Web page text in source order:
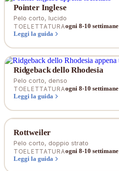
Pointer Inglese
Pelo corto, lucido
TOELETTATURAogni 8-10 settimane
Leggi la guida
Ridgeback dello Rhodesia
Pelo corto, denso
TOELETTATURAogni 8-10 settimane
Leggi la guida
Rottweiler
Pelo corto, doppio strato
TOELETTATURAogni 8-10 settimane
Leggi la guida